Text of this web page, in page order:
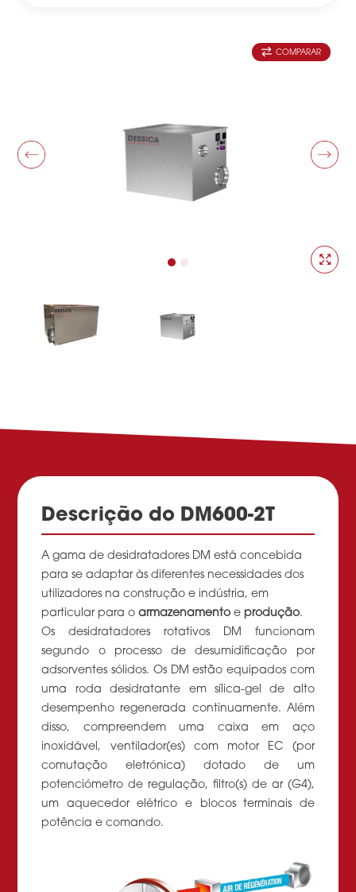
COMPARAR
Descrição do DM600-2T
A gama de desidratadores DM está concebida
para se adaptar às diferentes necessidades dos
utilizadores na construção e indústria, em
particular para oarmazenamento e produção.
Os desidratadores rotativos DM funcionam
segundo o processo de desumidificação por
adsorventes sólidos. Os DM estão equipados com
uma roda desidratante em sílica-gel de alto
desempenho regenerada continuamente. Além
disso, compreendem uma caixa em aço
inoxidável, ventilador(es) com motor EC (por
comutação eletrónica) dotado de um
potenciómetro de regulação, filtro(s) de ar (G4),
um aquecedor elétrico e blocos terminais de
potência e comando.